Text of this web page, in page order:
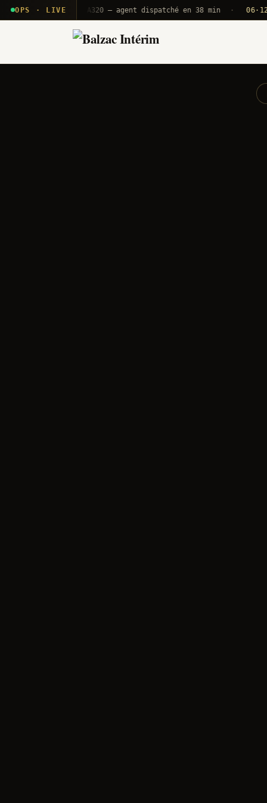
OPS · LIVE
T2E · B71 Push A320 — agent dispatché en 38 min · 06·12 UTC